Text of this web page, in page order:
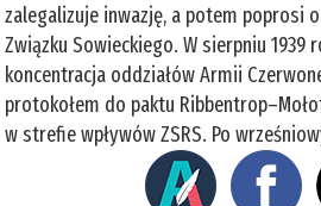
zalegalizuje inwazję, a potem poprosi
Związku Sowieckiego. W sierpniu 1939
koncentracja oddziałów Armii
protokołem do paktu
w strefie wpływów ZSRS. Po